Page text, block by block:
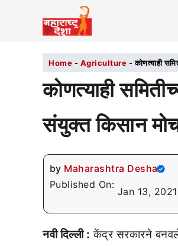
Home - Agriculture -कोणत्याही
कोणत्याही
संयुक्त किसान
by Maharashtra Desha
Published On:
Jan 13,
नवी दिल्ली : केंद्र सरकारने